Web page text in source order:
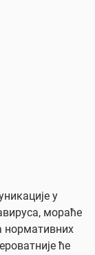
у
мораће
нормативних
ће